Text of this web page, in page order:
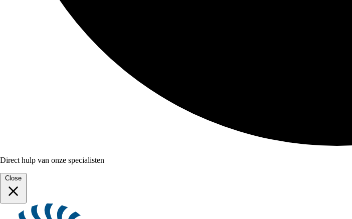
Direct hulp van onze specialisten
Close